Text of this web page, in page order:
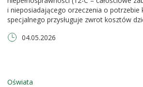
i nieposiadającego orzeczenia o potrzebie
specjalnego przysługuje zwrot kosztów
04.05.2026
Oświata